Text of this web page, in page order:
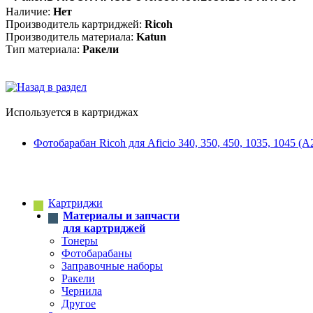
Наличие: Нет
Производитель картриджей: Ricoh
Производитель материала: Katun
Тип материала: Ракели
Используется в картриджах
Фотобарабан Ricoh для Aficio 340, 350, 450, 1035, 1045
Картриджи
Материалы и запчасти
для картриджей
Тонеры
Фотобарабаны
Заправочные наборы
Ракели
Чернила
Другое